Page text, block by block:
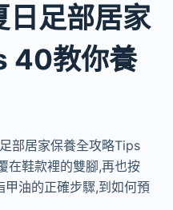
日足部居家
40教你養
部居家保養全攻略Tips
在鞋款裡的雙腳,再也按
油的正確步驟,到如何預